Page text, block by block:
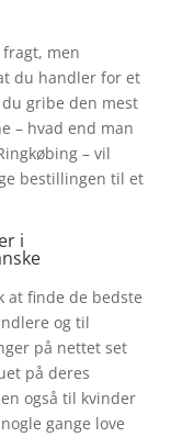
men
du handler for et
gribe den mest
– hvad end man
– vil
bestillingen til et
i
at finde de bedste
og til
på nettet set
på deres
også til kvinder
gange love